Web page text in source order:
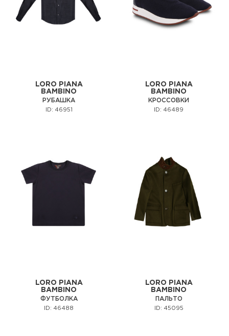
LORO PIANA
BAMBINO
РУБАШКА
ID: 46951
LORO PIANA
BAMBINO
КРОССОВКИ
ID: 46489
LORO PIANA
BAMBINO
ФУТБОЛКА
ID: 46488
LORO PIANA
BAMBINO
ПАЛЬТО
ID: 45095